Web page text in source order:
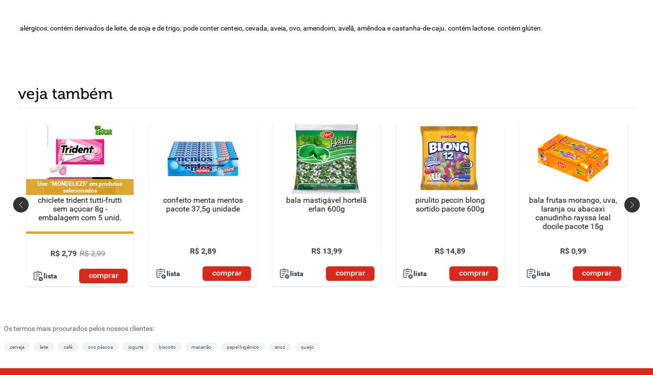
alérgicos: contém derivados de leite, de soja e de trigo. pode conter centeio, cevada, aveia, ovo, amendoim, avelã, amêndoa e castanha-de-caju. contém lactose. contém glúten.
veja também
Use: "MONDELEZ5" em produtos
selecionados
chiclete trident tutti-frutti
sem açúcar 8g -
embalagem com 5 unid.
Use: "MONDELEZ5" em produtos
R$ 2,79 R$ 2,99
lista comprar
confeito menta mentos
pacote 37,5g unidade
R$ 2,89
lista comprar
bala mastigável hortelã
erlan 600g
R$ 13,99
lista comprar
pirulito peccin blong
sortido pacote 600g
R$ 14,89
lista comprar
bala frutas morango, uva,
laranja ou abacaxi
canudinho rayssa leal
docile pacote 15g
R$ 0,99
lista comprar
Os termos mais procurados pelos nossos clientes:
cerveja leite café ovo páscoa iogurte biscoito macarrão papel higiênico arroz queijo